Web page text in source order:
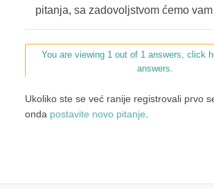
pitanja, sa zadovoljstvom ćemo
You are viewing 1 out of 1 answers, click
answers.
Ukoliko ste se već ranije registrovali prvo
onda postavite novo pitanje.